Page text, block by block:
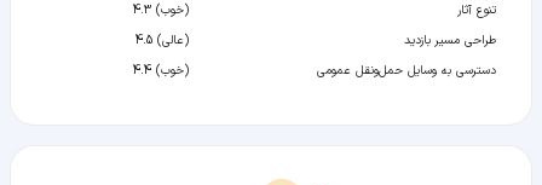
تنوع آثار
(خوب) 4.3
طراحی مسیر بازدید
(عالی) 4.5
دسترسی به وسایل حمل‌ونقل عمومی
(خوب) 4.4